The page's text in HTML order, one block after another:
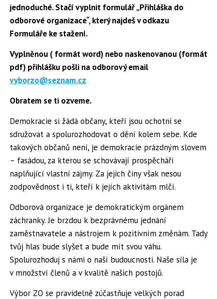
jednoduché. Stačí vyplnit formulář „Přihláška do
odborové organizace“, který najdešv odkazu
Formuláře ke stažení.
Vyplněnou ( formát word) nebo naskenovanou (formát
pdf) přihlášku pošli na odborový email
vyborzo@seznam.cz
Obratem se ti ozveme.
Demokracie si žádá občany, kteří jsou ochotni se
sdružovat a spolurozhodovat o dění kolem sebe. Kde
takových občanů není, je demokracie prázdným slovem
– fasádou, za kterou se schovávají prospěcháři
naplňující vlastní zájmy. Za jejich činy však nesou
zodpovědnost i ti, kteří k jejích aktivitám mlčí.
Odborová organizace je demokratickým orgánem
záchranky. Je brzdou k bezprávnému jednání
zaměstnavatele a nástrojem k pozitivním změnám. Tady
tvůj hlas bude slyšet a bude mít svou váhu.
Spolurozhoduj s námi o naší budoucnosti. Naše síla je
v množství členů a v kvalitě našich postojů.
Výbor ZO se pravidelně zúčastňuje velkých porad